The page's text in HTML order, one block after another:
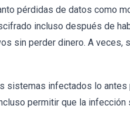
pérdidas de datos como
incluso después de
sin perder dinero. A veces,
sistemas infectados lo
permitir que la